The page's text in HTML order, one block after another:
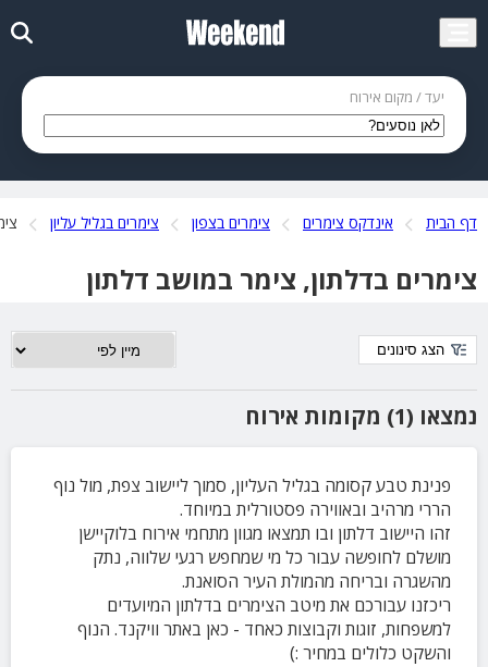
יעד / מקום אירוח
דף הבית אינדקס צימרים צימרים בצפון צימרים בגליל עליון
צימרים בדלתון, צימר במושב דלתון
נמצאו (1) מקומות אירוח
הצג סינונים
פנינת טבע קסומה בגליל העליון, סמוך ליישוב צפת, מול נוף
הררי מרהיב ובאווירה פסטורלית במיוחד.
זהו היישוב דלתון ובו תמצאו מגוון מתחמי אירוח בלוקיישן
מושלם לחופשה עבור כל מי שמחפש רגעי שלווה, נתק
מהשגרה ובריחה מהמולת העיר הסואנת.
ריכזנו עבורכם את מיטב הצימרים בדלתון המיועדים
למשפחות, זוגות וקבוצות כאחד - כאן באתר וויקנד. הנוף
והשקט כלולים במחיר :)